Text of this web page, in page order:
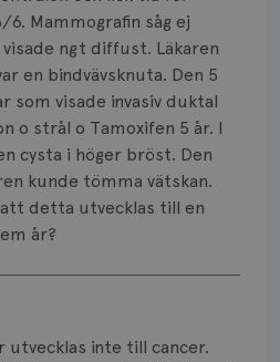
Mammografin såg ej
ngt diffust. Läkaren
en bindvävsknuta. Den 5
som visade invasiv duktal
o strål o Tamoxifen 5 år. I
cysta i höger bröst. Den
kunde tömma vätskan.
detta utvecklas till en
år?
utvecklas inte till cancer.